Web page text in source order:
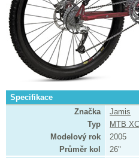
Specifikace
Značka
Jamis
Typ
MTB
Modelový rok
2005
Průměr kol
26"